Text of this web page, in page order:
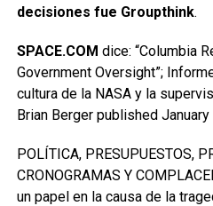
decisiones fue Groupthink.
SPACE.COM dice: “Columbia
Government Oversight”;
cultura de la NASA y la
Brian Berger published January
POLÍTICA, PRESUPUESTOS,
CRONOGRAMAS Y
un papel en la causa de la